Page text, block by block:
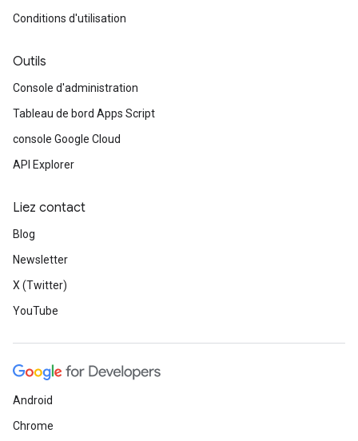
Conditions d'utilisation
Outils
Console d'administration
Tableau de bord Apps Script
console Google Cloud
API Explorer
Liez contact
Blog
Newsletter
X (Twitter)
YouTube
Android
Chrome